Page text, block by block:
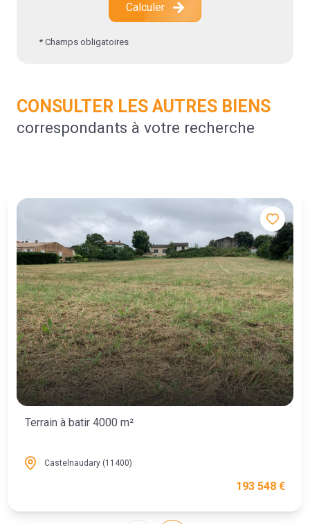
Calculer
* Champs obligatoires
CONSULTER LES AUTRES BIENS
correspondants à votre recherche
Terrain à batir 4000 m²
Castelnaudary (11400)
193 548 €